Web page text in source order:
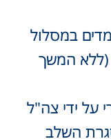
במסלול
(ללא המשך
על ידי צה"ל
השלב